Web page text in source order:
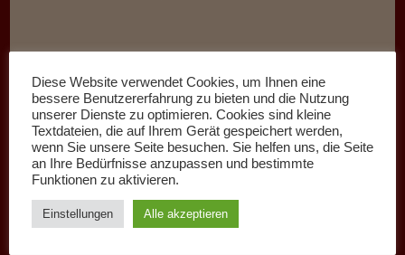
Diese Website verwendet Cookies, um Ihnen eine
bessere Benutzererfahrung zu bieten und die Nutzung
unserer Dienste zu optimieren. Cookies sind kleine
Textdateien, die auf Ihrem Gerät gespeichert werden,
wenn Sie unsere Seite besuchen. Sie helfen uns, die Seite
an Ihre Bedürfnisse anzupassen und bestimmte
Funktionen zu aktivieren.
Einstellungen Alle akzeptieren